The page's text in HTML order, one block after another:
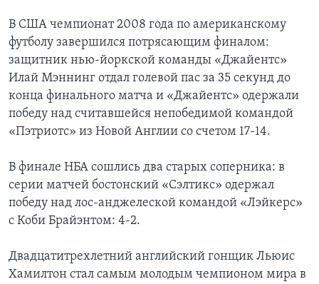
В США чемпионат 2008 года по американскому
футболу завершился потрясающим финалом:
защитник нью-йоркской команды «Джайентс»
Илай Мэннинг отдал голевой пас за 35 секунд до
конца финального матча и «Джайентс» одержали
победу над считавшейся непобедимой командой
«Пэтриотс» из Новой Англии со счетом 17-14.
В финале НБА сошлись два старых соперника: в
серии матчей бостонский «Сэлтикс» одержал
победу над лос-анджелеской командой «Лэйкерс»
с Коби Брайэнтом: 4-2.
Двадцатитрехлетний английский гонщик Льюис
Хамилтон стал самым молодым чемпионом мира в